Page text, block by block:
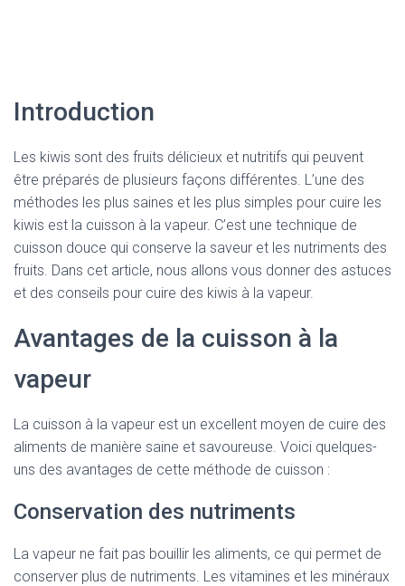
Introduction
Les kiwis sont des fruits délicieux et nutritifs qui peuvent
être préparés de plusieurs façons différentes. L’une des
méthodes les plus saines et les plus simples pour cuire les
kiwis est la cuisson à la vapeur. C’est une technique de
cuisson douce qui conserve la saveur et les nutriments des
fruits. Dans cet article, nous allons vous donner des astuces
et des conseils pour cuire des kiwis à la vapeur.
Avantages de la cuisson à la
vapeur
La cuisson à la vapeur est un excellent moyen de cuire des
aliments de manière saine et savoureuse. Voici quelques-
uns des avantages de cette méthode de cuisson :
Conservation des nutriments
La vapeur ne fait pas bouillir les aliments, ce qui permet de
conserver plus de nutriments. Les vitamines et les minéraux